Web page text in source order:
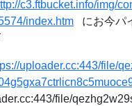
c3.ftbucket.info/img/
index.htm にお今パ
uploader.cc:443/file/
file/